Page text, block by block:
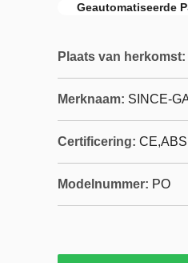
Geautomatiseerde
Plaats van herkomst:
Merknaam: SINCE-
Certificering:
Modelnummer: PO